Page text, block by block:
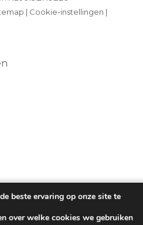
| Cookie-instellingen |
beste ervaring op onze site te
over welke cookies we gebruiken